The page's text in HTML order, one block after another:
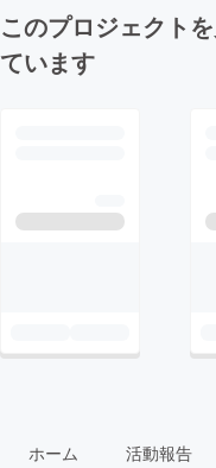
このプロジェクト
ています
ホーム 活動報告